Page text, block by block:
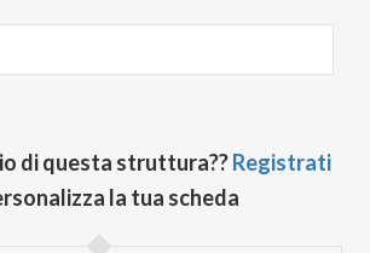
di questa struttura??Registrati
la tua scheda